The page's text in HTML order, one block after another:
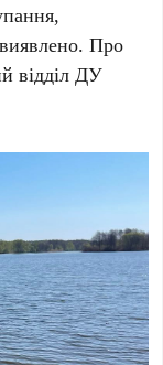
Про
відділ ДУ